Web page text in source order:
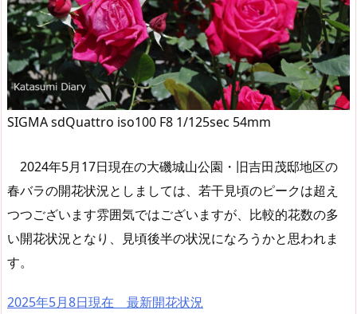
SIGMA sdQuattro iso100 F8 1/125sec 54mm
2024年5月17日現在の大磯城山公園・旧吉田茂邸地区の
春バラの開花状況としましては、若干見頃のピークは超え
つつございます雰囲気ではございますが、比較的花数の多
い開花状況となり、見頃後半の状況になろうかと思われま
す。
2025年5月8日現在 最新開花状況